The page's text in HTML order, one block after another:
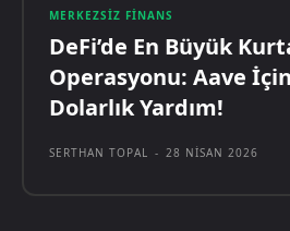
MERKEZSIZ FINANS
DeFi’de En Büyük
Operasyonu: Aave
Dolarlık Yardım!
SERTHAN TOPAL - 28 NISAN 2026